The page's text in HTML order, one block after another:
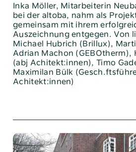
Inka Möller, Mitarbeiterin
bei der altoba, nahm als
gemeinsam mit ihrem
Auszeichnung entgegen. Von
Michael Hubrich (Brillux),
Adrian Machon (GEBOtherm),
(abj Achitekt:innen), Timo
Maximilan Bülk
Achitekt:innen)